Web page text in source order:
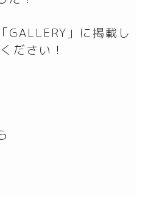
GALLERY」に掲載し
ださい！